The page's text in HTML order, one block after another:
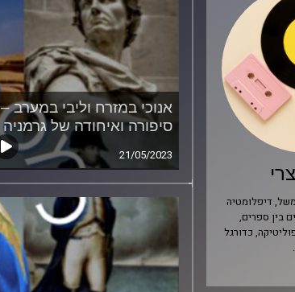
דיפלומטיה
בין ספרים,
כדורגל
אנוכי במזרח וליבי במערב –
סיפורה ואיחודה של גרמניה
21/05/2023